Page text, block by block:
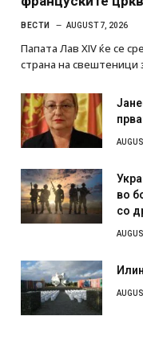
ВЕСТИ AUGUST 7, 2026
Папата Лав XIV ќе се
страна на свештеници
во
со